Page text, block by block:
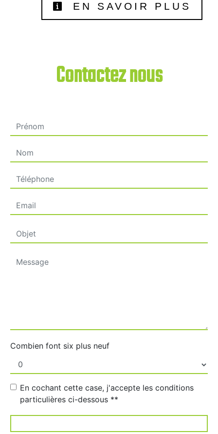
EN SAVOIR PLUS
Contactez nous
Combien font six plus neuf
En cochant cette case, j'accepte les conditions
particulières ci-dessous **